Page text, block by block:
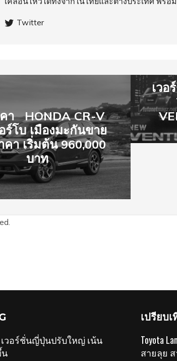
Twitter
คา HONDA CR-V
ร์โบ เมืองมะกันขาย
คา เริ่มต้น 960,000
บาท
เว
เวอร์ชั่นญี่ปุ่นปรับใหญ่ เน้น
เปรียบ
Toyota
สายลุย